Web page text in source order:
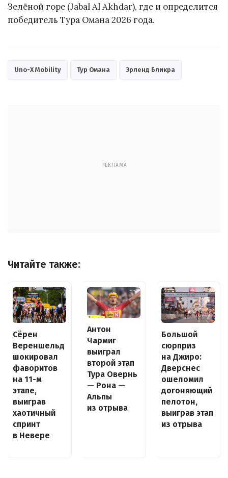
Зелёной горе (Jabal Al Akhdar), где и определится
победитель Тура Омана 2026 года.
Uno-X Mobility Тур Омана Эрленд Бликра
РЕКЛАМА
Читайте также:
Сёрен
Вереншельд
шокировал
фаворитов
на 11-м
этапе,
выиграв
хаотичный
спринт
в Невере
Антон
Чармиг
выиграл
второй этап
Тура Овернь
— Рона —
Альпы
из отрыва
Большой
сюрприз
на Джиро:
Дверснес
ошеломил
догоняющий
пелотон,
выиграв этап
из отрыва